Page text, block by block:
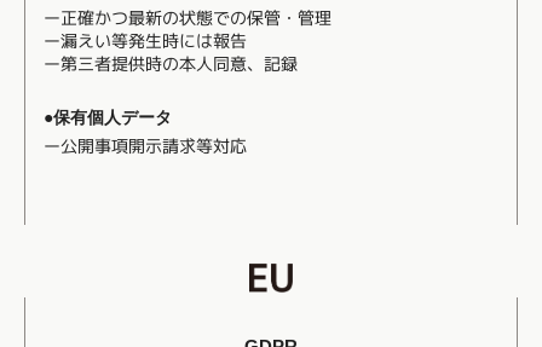
ー正確かつ最新の状態での保管・管理
ー漏えい等発生時には報告
ー第三者提供時の本⼈同意、記録
●保有個人データ
ー公開事項開⽰請求等対応